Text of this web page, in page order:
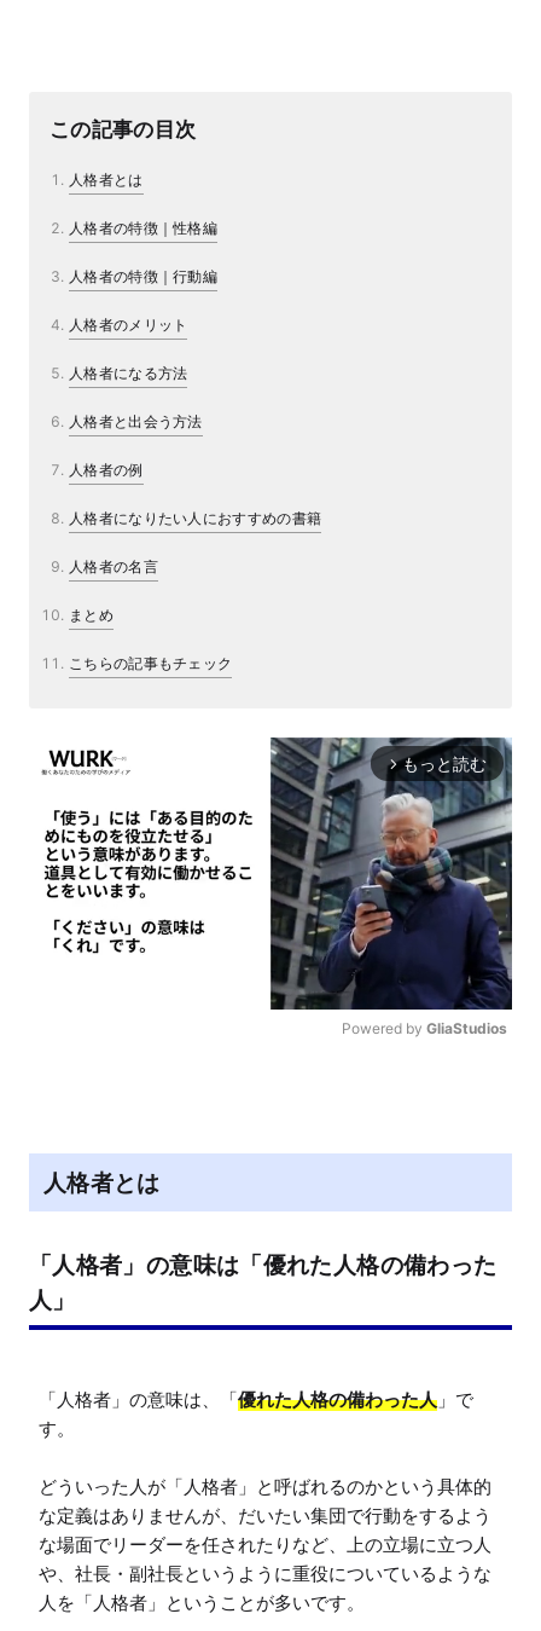
この記事の目次
人格者とは
人格者の特徴｜性格編
人格者の特徴｜行動編
人格者のメリット
人格者になる方法
人格者と出会う方法
人格者の例
人格者になりたい人におすすめの書籍
人格者の名言
まとめ
こちらの記事もチェック
arrow_forward_ios もっと読む
Powered by GliaStudios
人格者とは
「人格者」の意味は「優れた人格の備わった
人」
「人格者」の意味は、「優れた人格の備わった人 」で
す。
どういった人が「人格者」と呼ばれるのかという具体的
な定義はありませんが、だいたい集団で行動をするよう
な場面でリーダーを任されたりなど、上の立場に立つ人
や、社長・副社長というように重役についているような
人を「人格者」ということが多いです。